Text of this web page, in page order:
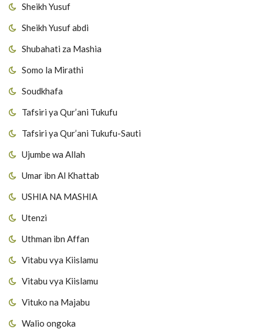
Sheikh Yusuf
Sheikh Yusuf abdi
Shubahati za Mashia
Somo la Mirathi
Soudkhafa
Tafsiri ya Qur’ani Tukufu
Tafsiri ya Qur’ani Tukufu-Sauti
Ujumbe wa Allah
Umar ibn Al Khattab
USHIA NA MASHIA
Utenzi
Uthman ibn Affan
Vitabu vya Kiislamu
Vitabu vya Kiislamu
Vituko na Majabu
Walio ongoka